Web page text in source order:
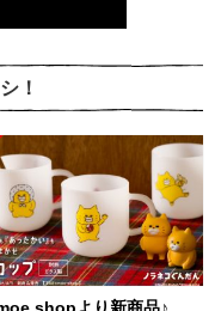
！
shopより新商品♪